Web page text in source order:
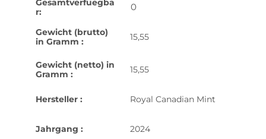
Gesamtverfuegba
r:
0
Gewicht (brutto)
in Gramm :
15,55
Gewicht (netto) in
Gramm :
15,55
Hersteller : Royal Canadian Mint
Jahrgang : 2024